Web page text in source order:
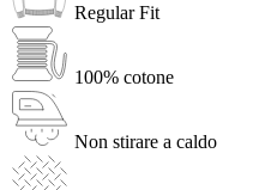
Regular Fit
100% cotone
Non stirare a caldo